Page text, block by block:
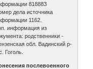
818883
дела источника
1162.
информация из
родственники -
обл. Вадинский р-
Гоголь.
послевоенного